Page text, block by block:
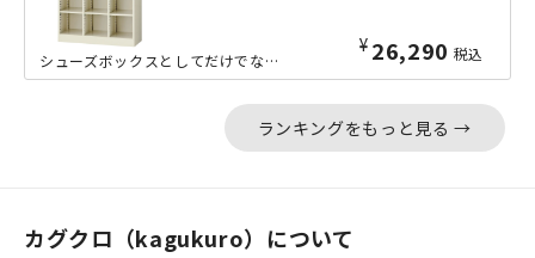
¥ 26,290 税込
シューズボックスとしてだけでなく、オープン型の収納ボックスとしても活躍する、3列...
ランキングをもっと見る →
カグクロ（kagukuro）について